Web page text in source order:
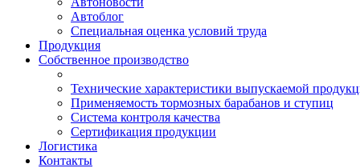
Автоблог
Специальная оценка условий труда
Продукция
Собственное производство
Технические характеристики выпускаемой
Применяемость тормозных барабанов и ступиц
Система контроля качества
Сертификация продукции
Логистика
Контакты